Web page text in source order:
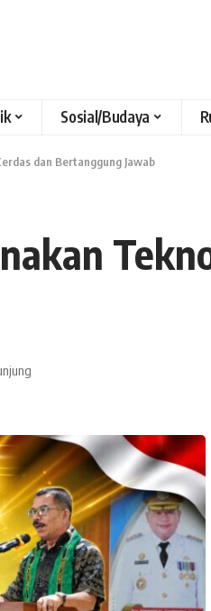
Sosial/Budaya
dan Bertanggung Jawab